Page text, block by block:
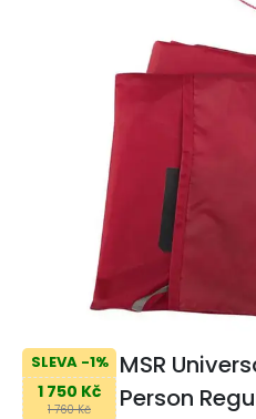
SLEVA -1%
1 750 Kč
1 760 Kč
MSR
Person